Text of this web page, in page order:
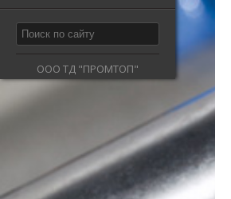
ООО ТД "ПРОМТОП"